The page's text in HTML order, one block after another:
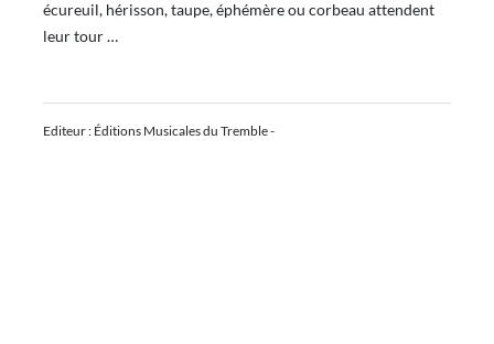
écureuil, hérisson, taupe, éphémère ou corbeau attendent
leur tour …
Editeur : Éditions Musicales du Tremble -